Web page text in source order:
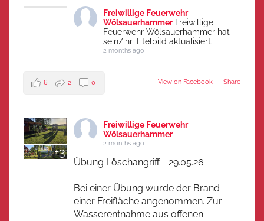
Freiwillige Feuerwehr
WölsauerhammerFreiwillige
Feuerwehr Wölsauerhammer hat
sein/ihr Titelbild aktualisiert.
2 months ago
View on Facebook · Share
6 2 0
Freiwillige Feuerwehr
Wölsauerhammer
2 months ago
Übung Löschangriff - 29.05.26
Bei einer Übung wurde der Brand
einer Freifläche angenommen. Zur
Wasserentnahme aus offenen
+3